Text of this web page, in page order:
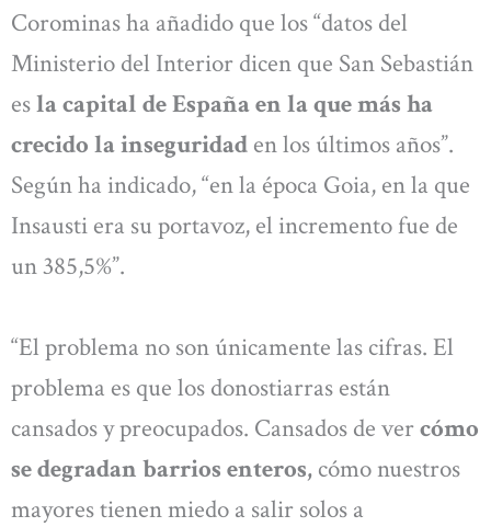
Corominas ha añadido que los “datos del
Ministerio del Interior dicen que San Sebastián
esla capital de España en la que más ha
crecido la inseguridad en los últimos años”.
Según ha indicado, “en la época Goia, en la que
Insausti era su portavoz, el incremento fue de
un 385,5%”.
“El problema no son únicamente las cifras. El
problema es que los donostiarras están
cansados y preocupados. Cansados de vercómo
se degradan barrios enteros, cómo nuestros
mayores tienen miedo a salir solos a